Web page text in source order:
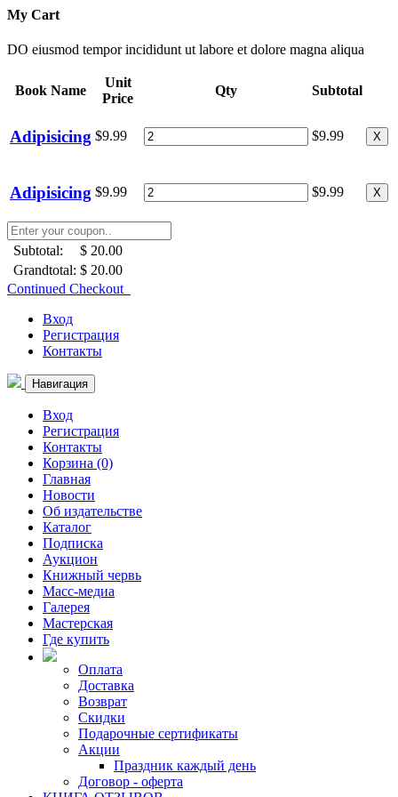
My Cart
DO eiusmod tempor incididunt ut labore et dolore magna aliqua
Book Name
Unit
Price
Qty Subtotal
Adipisicing $9.99 $9.99 X
Adipisicing $9.99 $9.99 X
Subtotal:
$ 20.00
Grandtotal: $ 20.00
Continued Checkout
Вход
Регистрация
Контакты
Навигация
Вход
Регистрация
Контакты
Корзина (0)
Главная
Новости
Об издательстве
Каталог
Подписка
Аукцион
Книжный червь
Масс-медиа
Галерея
Мастерская
Где купить
Оплата
Доставка
Возврат
Скидки
Подарочные сертификаты
Акции
Праздник каждый день
Договор - оферта